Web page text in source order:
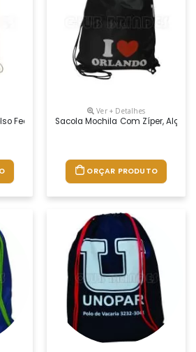
Fechamento Em Zíper, Alça Dupla De
Ver + Detalhes
Sacola Mochila Com Zíper, Alça
ORÇAR PRODUTO